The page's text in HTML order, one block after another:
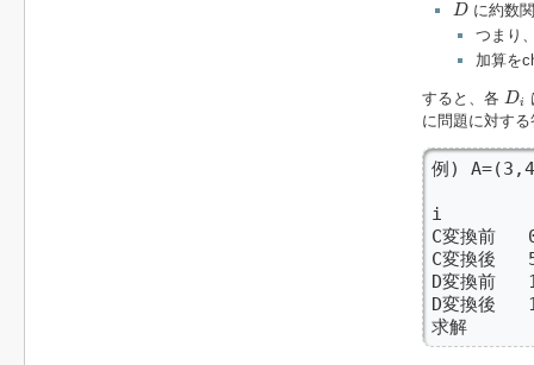
Dに約数
つまり
加算を
すると、各 Di
Di
に問題に対す
例)
i         1
C変換
C変換後
D変換前
D変換後
求解